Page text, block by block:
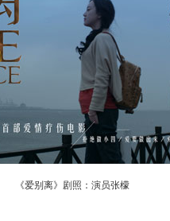
《爱别离》剧照：演员张檬